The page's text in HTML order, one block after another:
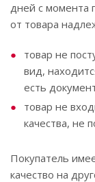
дней с момента
от товара
товар не
вид,
есть
товар не
качества, не
Покупатель
качество на